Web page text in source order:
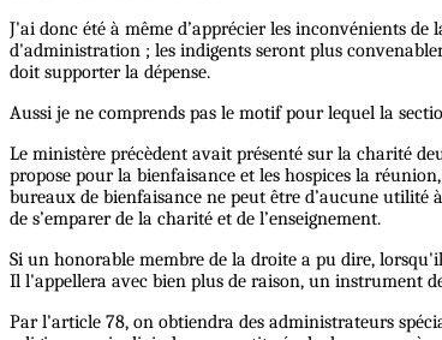
J'ai donc été à même d’apprécier les inconvénients
d'administration ; les indigents seront plus
doit supporter la dépense.
Aussi je ne comprends pas le motif pour lequel la
Le ministère précèdent avait présenté sur la charité
propose pour la bienfaisance et les hospices la
bureaux de bienfaisance ne peut être d’aucune
de s’emparer de la charité et de l’enseignement.
Si un honorable membre de la droite a pu dire,
Il l'appellera avec bien plus de raison, un instrument
Par l'article 78, on obtiendra des administrateurs